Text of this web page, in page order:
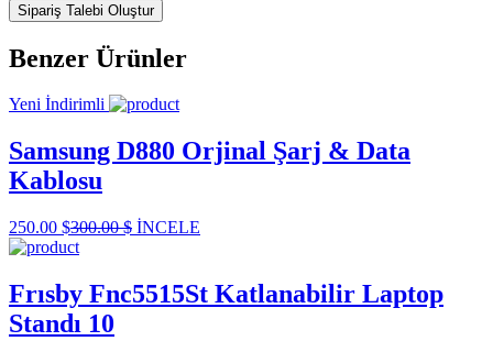
Sipariş Talebi Oluştur
Benzer Ürünler
Yeni İndirimli
Samsung D880 Orjinal Şarj & Data
Kablosu
250.00 $300.00 $ İNCELE
Frısby Fnc5515St Katlanabilir Laptop
Standı 10